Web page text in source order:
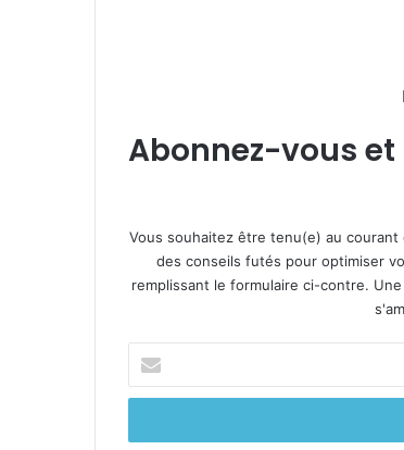
Abonnez-vous et
Vous souhaitez être tenu(e) au
des conseils futés pour optimiser
remplissant le formulaire ci-contre.
t
e